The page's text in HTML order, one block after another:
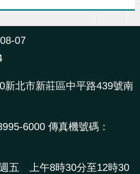
07
新北市新莊區中平路439號南
6000 傳真機號碼：
五 上午8時30分至12時30